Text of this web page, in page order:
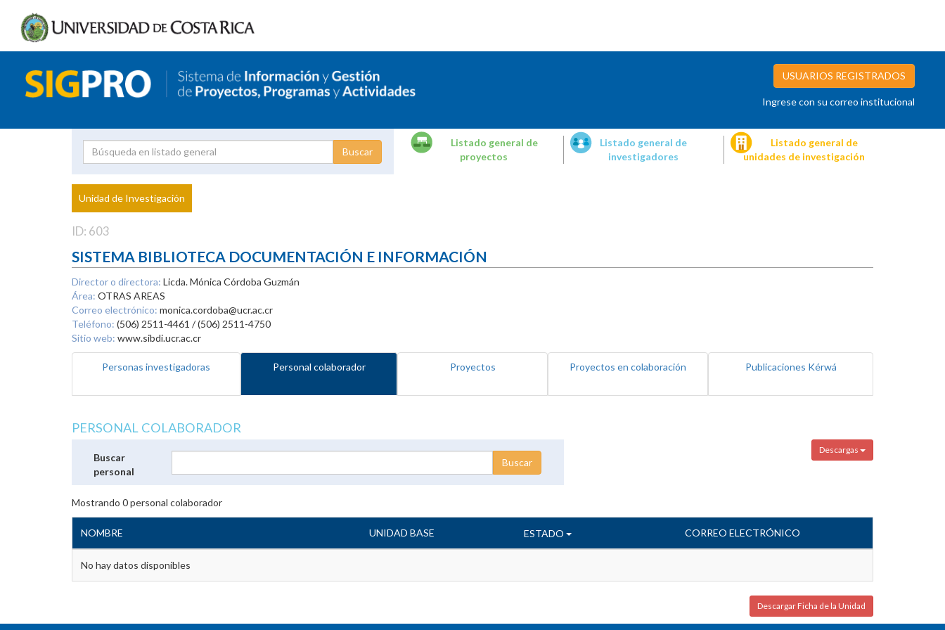
USUARIOS REGISTRADOS
Ingrese con su correo institucional
Proyecto
Investigador
Listado general de
proyectos
Listado general de
investigadores
Listado general de
unidades de investigación
Unidad de Investigación
ID: 603
SISTEMA BIBLIOTECA DOCUMENTACIÓN E INFORMACIÓN
Director o directora: Licda. Mónica Córdoba Guzmán
Área: OTRAS AREAS
Correo electrónico: monica.cordoba@ucr.ac.cr
Teléfono: (506) 2511-4461 / (506) 2511-4750
Sitio web: www.sibdi.ucr.ac.cr
Personas investigadoras Personal colaborador Proyectos Proyectos en colaboración Publicaciones Kérwá
PERSONAL COLABORADOR
Descargas
Buscar
personal
Mostrando 0personal colaborador
NOMBRE UNIDAD BASE ESTADO CORREO ELECTRÓNICO
No hay datos disponibles
Descargar Ficha de la Unidad